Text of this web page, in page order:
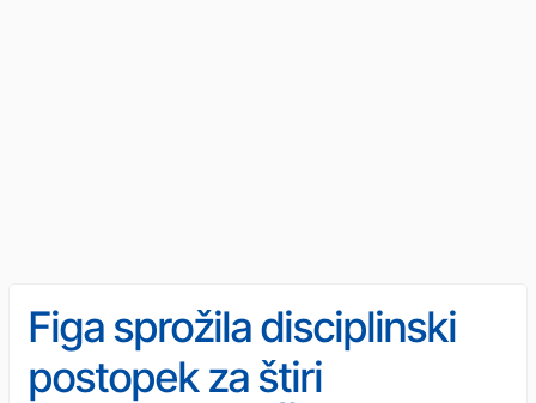
Figa sprožila disciplinski
postopek za štiri